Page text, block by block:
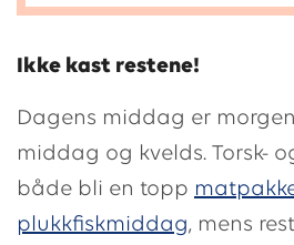
Ikke kast restene!
Dagens middag er
middag og kvelds. Torsk-
både bli en topp
plukkfiskmiddag, mens